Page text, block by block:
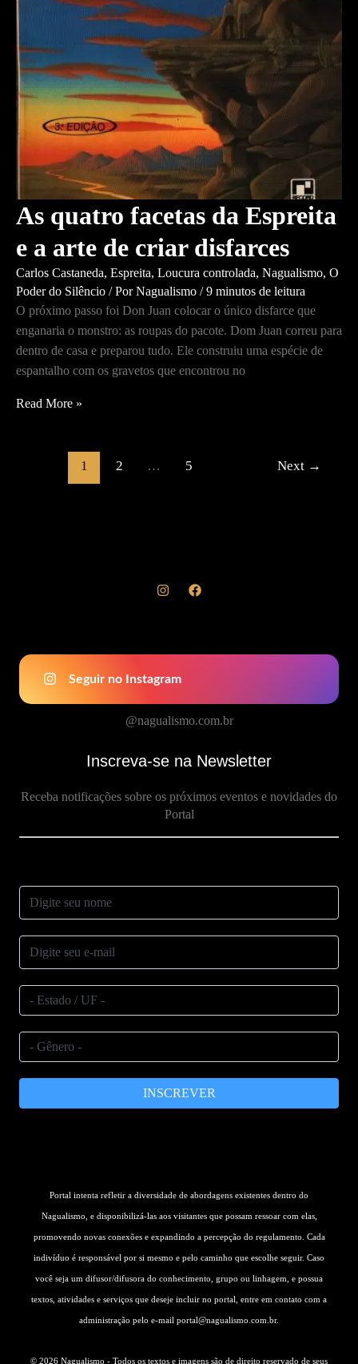
As quatro facetas da Espreita
e a arte de criar disfarces
Carlos Castaneda, Espreita, Loucura controlada, Nagualismo, O
Poder do Silêncio / PorNagualismo /9 minutos de leitura
O próximo passo foi Don Juan colocar o único disfarce que
enganaria o monstro: as roupas do pacote. Dom Juan correu para
dentro de casa e preparou tudo. Ele construiu uma espécie de
espantalho com os gravetos que encontrou no
As
Read More »
1 2 … 5 Next →
Seguir no Instagram
@nagualismo.com.br
Inscreva-se na Newsletter
Receba notificações sobre os próximos eventos e novidades do
Portal
INSCREVER
Portal intenta refletir a diversidade de abordagens existentes dentro do
Nagualismo, e disponibilizá-las aos visitantes que possam ressoar com elas,
promovendo novas conexões e expandindo a percepção do regulamento. Cada
indivíduo é responsável por si mesmo e pelo caminho que escolhe seguir. Caso
você seja um difusor/difusora do conhecimento, grupo ou linhagem, e possua
textos, atividades e serviços que deseje incluir no portal, entre em contato com a
administração pelo e-mail portal@nagualismo.com.br.
© 2026 Nagualismo - Todos os textos e imagens são de direito reservado de seus